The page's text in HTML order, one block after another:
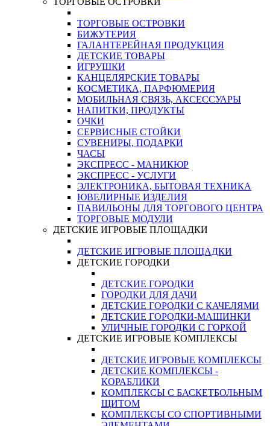
ТОРГОВЫЕ ОСТРОВКИ
БИЖУТЕРИЯ
ГАЛАНТЕРЕЙНАЯ ПРОДУКЦИЯ
ДЕТСКИЕ ТОВАРЫ
ИГРУШКИ
КАНЦЕЛЯРСКИЕ ТОВАРЫ
КОСМЕТИКА, ПАРФЮМЕРИЯ
МОБИЛЬНАЯ СВЯЗЬ, АКСЕССУАРЫ
НАПИТКИ, ПРОДУКТЫ
ОЧКИ
СЕРВИСНЫЕ СТОЙКИ
СУВЕНИРЫ, ПОДАРКИ
ЧАСЫ
ЭКСПРЕСС - МАНИКЮР
ЭКСПРЕСС - УСЛУГИ
ЭЛЕКТРОНИКА, БЫТОВАЯ ТЕХНИКА
ЮВЕЛИРНЫЕ ИЗДЕЛИЯ
ПАВИЛЬОНЫ ДЛЯ ТОРГОВОГО ЦЕНТРА
ТОРГОВЫЕ МОДУЛИ
ДЕТСКИЕ ИГРОВЫЕ ПЛОЩАДКИ
ДЕТСКИЕ ИГРОВЫЕ ПЛОЩАДКИ
ДЕТСКИЕ ГОРОДКИ
ДЕТСКИЕ ГОРОДКИ
ГОРОДКИ ДЛЯ ДАЧИ
ДЕТСКИЕ ГОРОДКИ С КАЧЕЛЯМИ
ДЕТСКИЕ ГОРОДКИ-МАШИНКИ
УЛИЧНЫЕ ГОРОДКИ С ГОРКОЙ
ДЕТСКИЕ ИГРОВЫЕ КОМПЛЕКСЫ
ДЕТСКИЕ ИГРОВЫЕ КОМПЛЕКСЫ
ДЕТСКИЕ КОМПЛЕКСЫ -
КОРАБЛИКИ
КОМПЛЕКСЫ С БАСКЕТБОЛЬНЫМ
ЩИТОМ
КОМПЛЕКСЫ СО СПОРТИВНЫМИ